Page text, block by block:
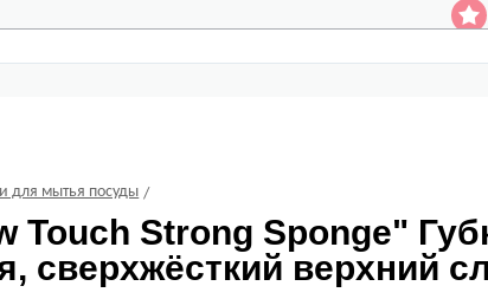
для мытья посуды
Touch Strong Sponge"
сверхжёсткий верхний